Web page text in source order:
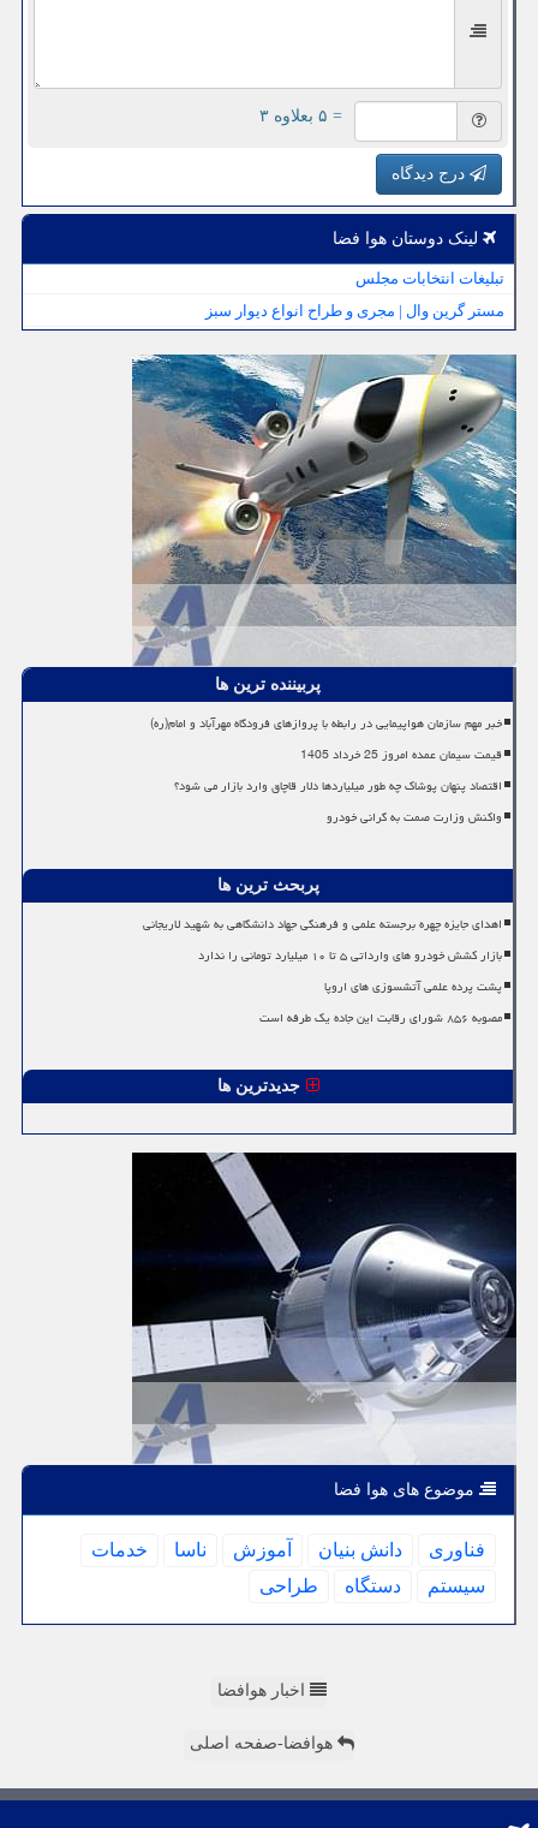
= ۵ بعلاوه ۳
درج دیدگاه
لینک دوستان هوا فضا
تبلیغات انتخابات مجلس
مستر گرین وال | مجری و طراح انواع دیوار سبز
پربیننده ترین ها
خبر مهم سازمان هواپیمایی در رابطه با پروازهای فرودگاه مهرآباد و امام(ره)
قیمت سیمان عمده امروز 25 خرداد 1405
اقتصاد پنهان پوشاک چه طور میلیاردها دلار قاچاق وارد بازار می شود؟
واکنش وزارت صمت به گرانی خودرو
پربحث ترین ها
اهدای جایزه چهره برجسته علمی و فرهنگی جهاد دانشگاهی به شهید لاریجانی
بازار کشش خودرو های وارداتی ۵ تا ۱۰ میلیارد تومانی را ندارد
پشت پرده علمی آتشسوزی های اروپا
مصوبه ۸۵۶ شورای رقابت این جاده یک طرفه است
جدیدترین ها
موضوع های هوا فضا
فناوری دانش بنیان آموزش ناسا
خدمات
سیستم
دستگاه طراحی
اخبار هوافضا
هوافضا-صفحه اصلی